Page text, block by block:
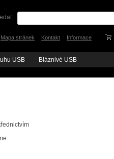
Mapa stránek Kontakt Informace
USB Bláznivé USB